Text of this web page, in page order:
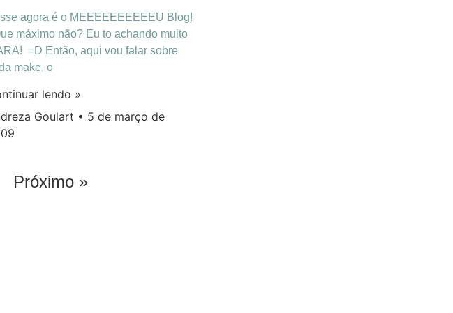
agora é o MEEEEEEEEEEU Blog!
máximo não? Eu to achando muito
=D Então, aqui vou falar sobre
make, o
lendo »
Goulart
5 de março de
Próximo »